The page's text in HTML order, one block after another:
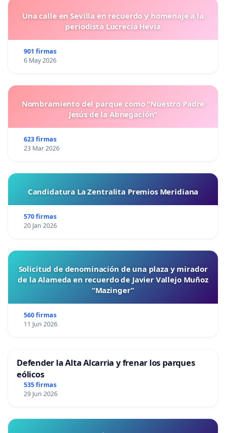
Una calle en Sevilla en recuerdo y homenaje a la
periodista Lucrecia Hevia
901 firmas
6 May 2026
Nombramiento del parque como "Nuestro Padre
Jesús de la Abnegación"
623 firmas
23 Mar 2026
Candidatura La Zentralita Premios Meridiana
570 firmas
20 Jan 2026
Solicitud de denominación de una plaza y mirador
de la Alameda en recuerdo de Javier Vallejo Muñoz
“Mazinger”
560 firmas
11 Jun 2026
Defender la Alta Alcarria y frenar los parques
eólicos
535 firmas
29 Jun 2026